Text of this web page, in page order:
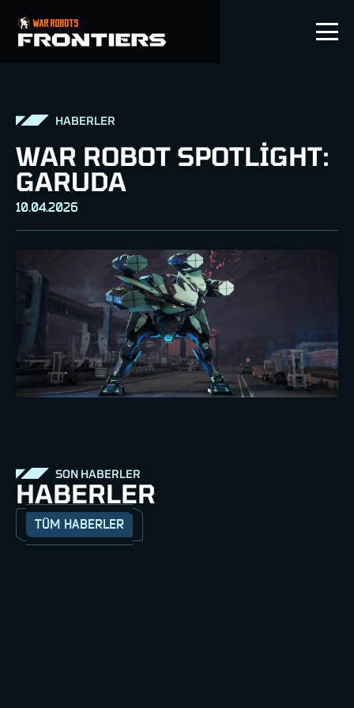
TR
HABERLER
WAR ROBOT SPOTLIGHT:
GARUDA
10.04.2026
SON HABERLER
HABERLER
TÜM HABERLER